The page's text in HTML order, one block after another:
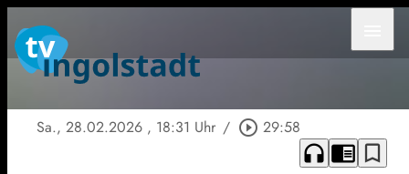
Sa., 28.02.2026 , 18:31 Uhr / play_circle_outline 29:58
headphones chrome_reader_mode bookmark_border